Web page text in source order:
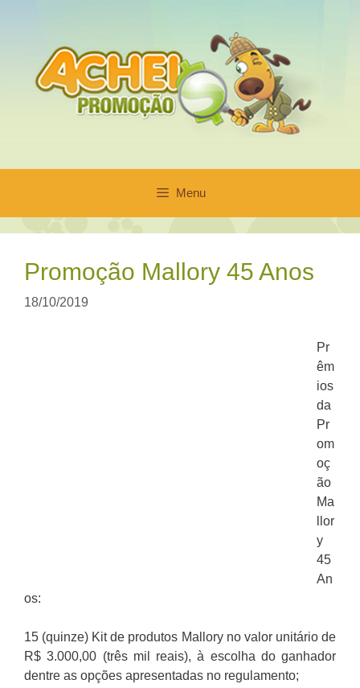
conteúdo
Menu
Promoção Mallory 45 Anos
18/10/2019
Pr
êm
ios
da
Pr
om
oç
ão
Ma
llor
y
45
An
os:
15 (quinze) Kit de produtos Mallory no valor unitário de
R$ 3.000,00 (três mil reais), à escolha do ganhador
dentre as opções apresentadas no regulamento;